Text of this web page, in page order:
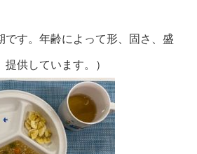
です。年齢によって形、固さ、盛
供しています。）